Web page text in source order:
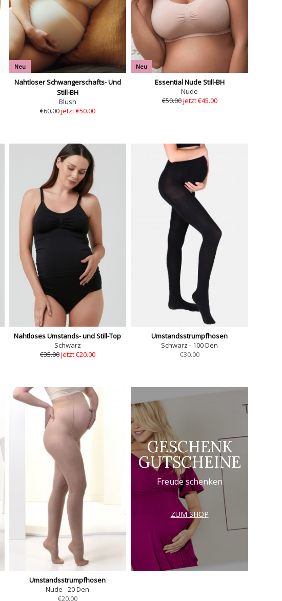
Neu
Nahtloser Schwangerschafts- Und
Still-BH
Blush
€60.00jetzt €50.00
Neu
Essential Nude Still-BH
Nude
€50.00jetzt €45.00
Nahtloses Umstands- und Still-Top
Schwarz
€35.00jetzt €20.00
Umstandsstrumpfhosen
Schwarz - 100 Den
€30.00
Umstandsstrumpfhosen
Nude - 20 Den
€20.00
GESCHENK
GUTSCHEINE
Freude schenken
ZUM SHOP